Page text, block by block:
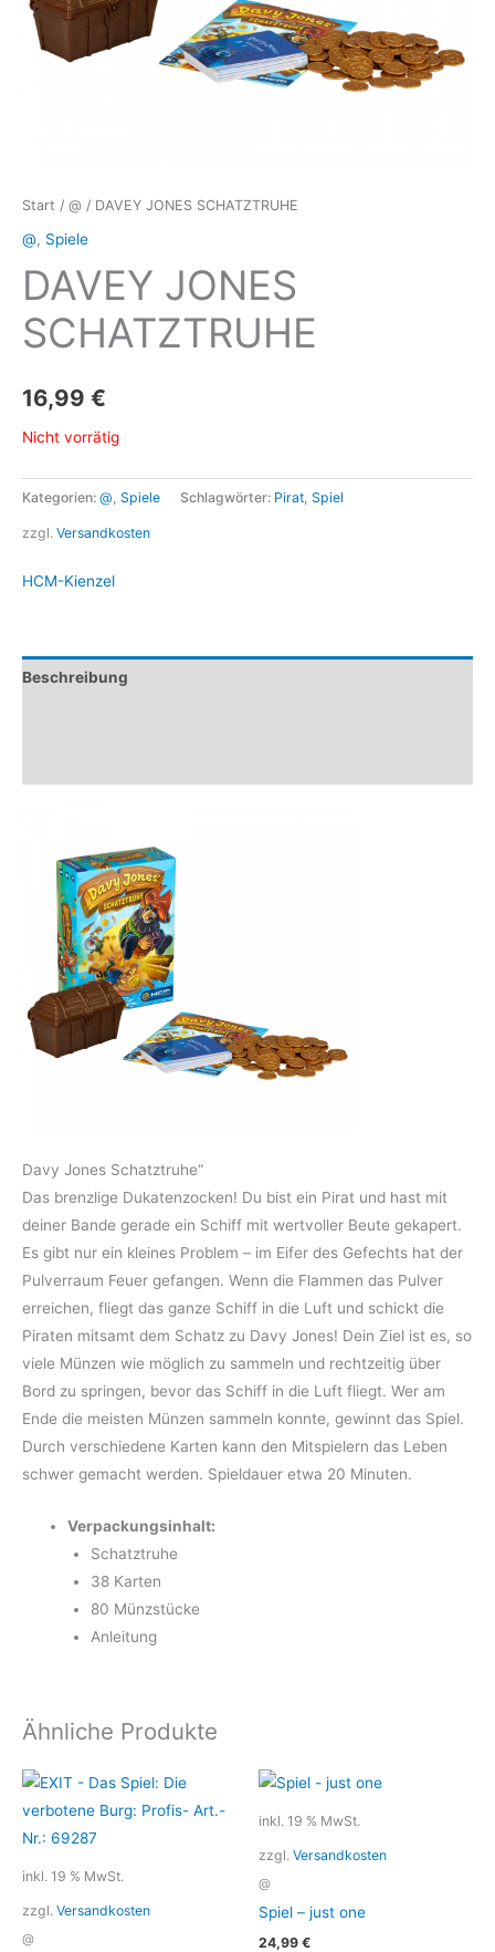
Start / @ / DAVEY JONES SCHATZTRUHE
@, Spiele
DAVEY JONES
SCHATZTRUHE
16,99 €
Nicht vorrätig
Kategorien: @, Spiele Schlagwörter: Pirat, Spiel
zzgl. Versandkosten
HCM-Kienzel
Beschreibung
Davy Jones Schatztruhe“
Das brenzlige Dukatenzocken! Du bist ein Pirat und hast mit
deiner Bande gerade ein Schiff mit wertvoller Beute gekapert.
Es gibt nur ein kleines Problem – im Eifer des Gefechts hat der
Pulverraum Feuer gefangen. Wenn die Flammen das Pulver
erreichen, fliegt das ganze Schiff in die Luft und schickt die
Piraten mitsamt dem Schatz zu Davy Jones! Dein Ziel ist es, so
viele Münzen wie möglich zu sammeln und rechtzeitig über
Bord zu springen, bevor das Schiff in die Luft fliegt. Wer am
Ende die meisten Münzen sammeln konnte, gewinnt das Spiel.
Durch verschiedene Karten kann den Mitspielern das Leben
schwer gemacht werden. Spieldauer etwa 20 Minuten.
Verpackungsinhalt:
Schatztruhe
38 Karten
80 Münzstücke
Anleitung
Ähnliche Produkte
inkl. 19 % MwSt.
zzgl. Versandkosten
@
inkl. 19 % MwSt.
zzgl. Versandkosten
@
Spiel – just one
24,99 €